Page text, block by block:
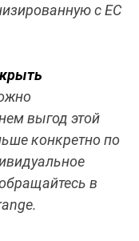
с ЕС
выгод этой
конкретно по
в